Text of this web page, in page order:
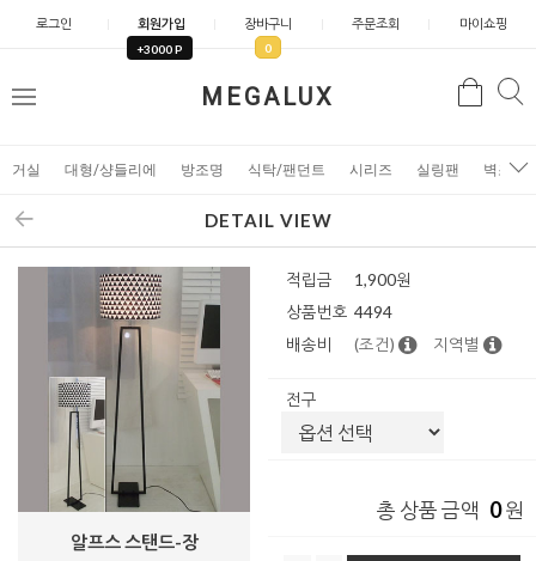
로그인 회원가입
+3000 P
장바구니
0
주문조회 마이쇼핑
MEGALUX
메
검
거실 대형/샹들리에 방조명 식탁/팬던트 시리즈 실링팬 벽조명
DETAIL VIEW
알프스 스탠드-장
적립금
1,900원
상품번호 4494
배송비
(조건) 지역별
전구
총 상품 금액 0원